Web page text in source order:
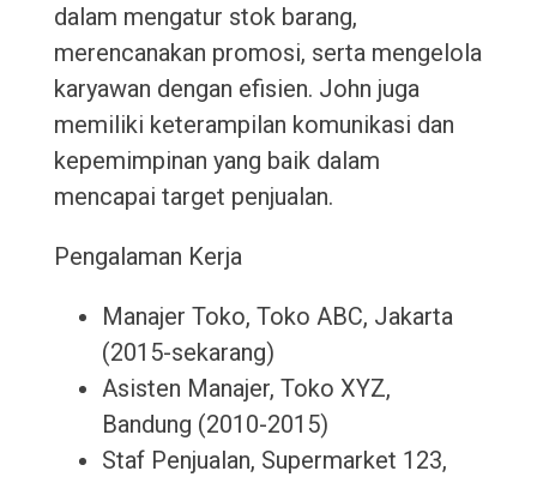
dalam mengatur stok barang,
merencanakan promosi, serta mengelola
karyawan dengan efisien. John juga
memiliki keterampilan komunikasi dan
kepemimpinan yang baik dalam
mencapai target penjualan.
Pengalaman Kerja
Manajer Toko, Toko ABC, Jakarta
(2015-sekarang)
Asisten Manajer, Toko XYZ,
Bandung (2010-2015)
Staf Penjualan, Supermarket 123,